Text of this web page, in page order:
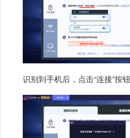
识别到手机后，点击“连接”按钮